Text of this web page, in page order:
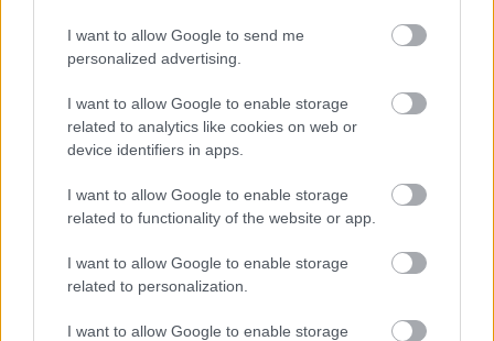
I want to allow Google to send me
personalized advertising.
I want to allow Google to enable storage
related to analytics like cookies on web or
device identifiers in apps.
I want to allow Google to enable storage
related to functionality of the website or app.
I want to allow Google to enable storage
related to personalization.
I want to allow Google to enable storage
másolatai
§ szakmai önéletrajz
A munkakör betölthetőségének időpontja:
A munkakör legkorábban 2014. szeptember 23.
napjától tölthető be.